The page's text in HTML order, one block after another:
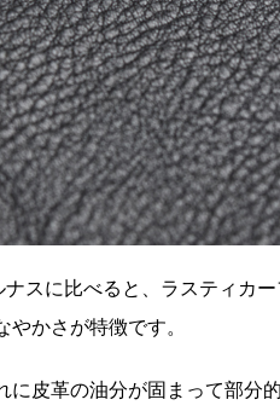
スに比べると、ラスティカ
かさが特徴です。
皮革の油分が固まって部分